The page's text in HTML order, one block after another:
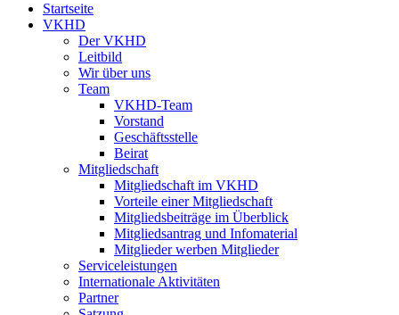
Startseite
VKHD
Der VKHD
Leitbild
Wir über uns
Team
VKHD-Team
Vorstand
Geschäftsstelle
Beirat
Mitgliedschaft
Mitgliedschaft im VKHD
Vorteile einer Mitgliedschaft
Mitgliedsbeiträge im Überblick
Mitgliedsantrag und Infomaterial
Mitglieder werben Mitglieder
Serviceleistungen
Internationale Aktivitäten
Partner